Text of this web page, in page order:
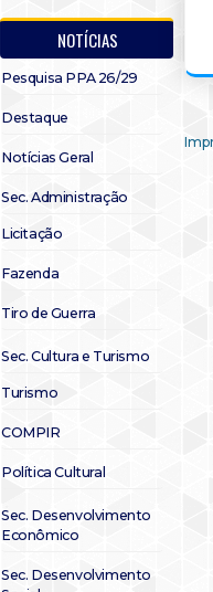
NOTÍCIAS
Pesquisa PPA 26/29
Destaque
Notícias Geral
Sec. Administração
Licitação
Fazenda
Tiro de Guerra
Sec. Cultura e Turismo
Turismo
COMPIR
Política Cultural
Sec. Desenvolvimento
Econômico
Sec. Desenvolvimento